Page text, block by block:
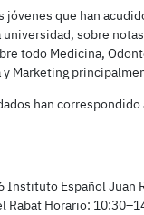
jóvenes que han
universidad, sobre
todo Medicina,
Marketing
han
Instituto Español
Rabat Horario: